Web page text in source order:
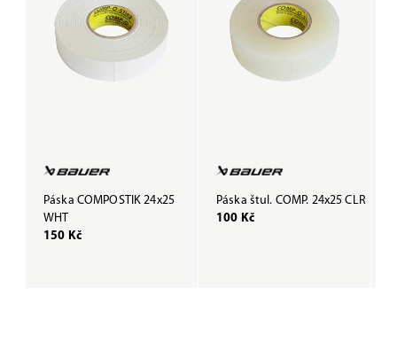
Páska COMPOSTIK 24x25
WHT
150 Kč
Páska štul. COMP. 24x25 CLR
100 Kč